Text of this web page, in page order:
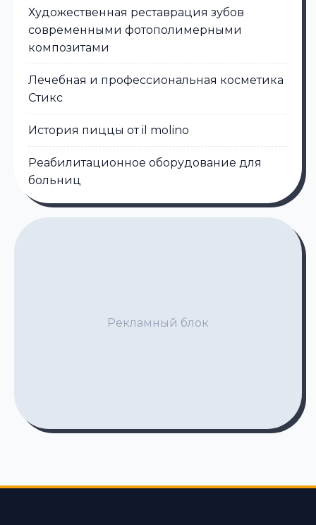
Художественная реставрация зубов
современными фотополимерными
композитами
Лечебная и профессиональная косметика
Стикс
История пиццы от il molino
Реабилитационное оборудование для
больниц
Рекламный блок